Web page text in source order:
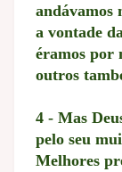
andávamos
a vontade
éramos por
outros
4 - Mas
pelo seu
Melhores